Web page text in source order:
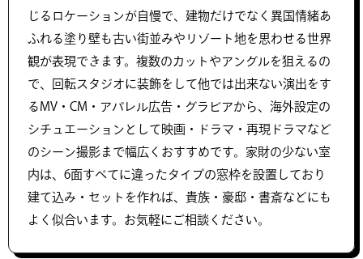
じるロケーションが自慢で、建物だけでなく異国情緒あ
ふれる塗り壁も古い街並みやリゾート地を思わせる世界
観が表現できます。複数のカットやアングルを狙えるの
で、回転スタジオに装飾をして他では出来ない演出をす
るMV・CM・アパレル広告・グラビアから、海外設定の
シチュエーションとして映画・ドラマ・再現ドラマなど
のシーン撮影まで幅広くおすすめです。家財の少ない室
内は、6面すべてに違ったタイプの窓枠を設置しており
建て込み・セットを作れば、貴族・豪邸・書斎などにも
よく似合います。お気軽にご相談ください。